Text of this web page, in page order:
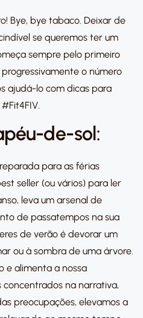
Bye, bye tabaco. Deixar de
se queremos ter um
sempre pelo primeiro
o número
ajudá-lo com dicas para
de-sol:
para as férias
seller (ou vários) para ler
leva um arsenal de
de passatempos na sua
de verão é devorar um
ou à sombra de uma árvore.
e alimenta a nossa
na narrativa,
preocupações, elevamos a